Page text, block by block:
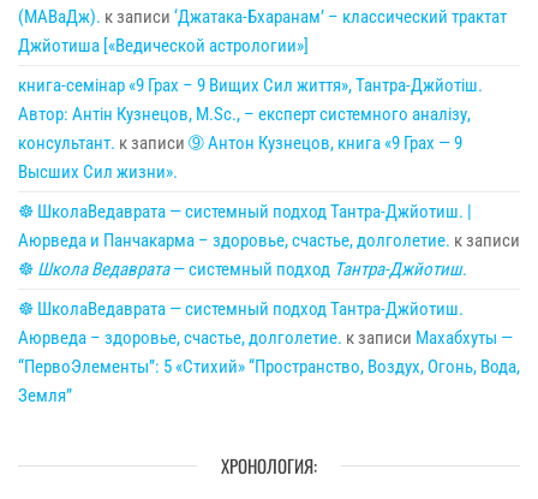
(МАВаДж). к записи ‘Джатака-Бхаранам’ – классический трактат
Джйотиша [«Ведической астрологии»]
книга-семінар «9 Грах – 9 Вищих Сил життя», Тантра-Джйотіш.
Автор: Антін Кузнецов, M.Sc., – експерт системного аналізу,
консультант. к записи ➈ Антон Кузнецов, книга «9 Грах — 9
Высших Сил жизни».
☸ ШколаВедаврата — системный подход Тантра-Джйотиш. |
Аюрведа и Панчакарма – здоровье, счастье, долголетие. к записи
☸ Школа Ведаврата— системный подход Тантра-Джйотиш.
☸ ШколаВедаврата — системный подход Тантра-Джйотиш.
Аюрведа – здоровье, счастье, долголетие. к записи Махабхуты —
“ПервоЭлементы”: 5 «Стихий» “Пространство, Воздух, Огонь, Вода,
Земля”
ХРОНОЛОГИЯ: